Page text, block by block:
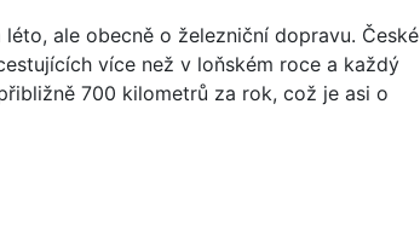
ale obecně o železniční dopravu. České
více než v loňském roce a každý
700 kilometrů za rok, což je asi o